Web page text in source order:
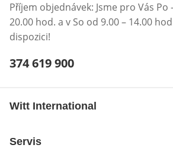
Příjem objednávek: Jsme pro Vás Po
20.00 hod. a v So od 9.00 – 14.00
dispozici!
Telefonní číslo:
374 619 900
Witt International
Servis